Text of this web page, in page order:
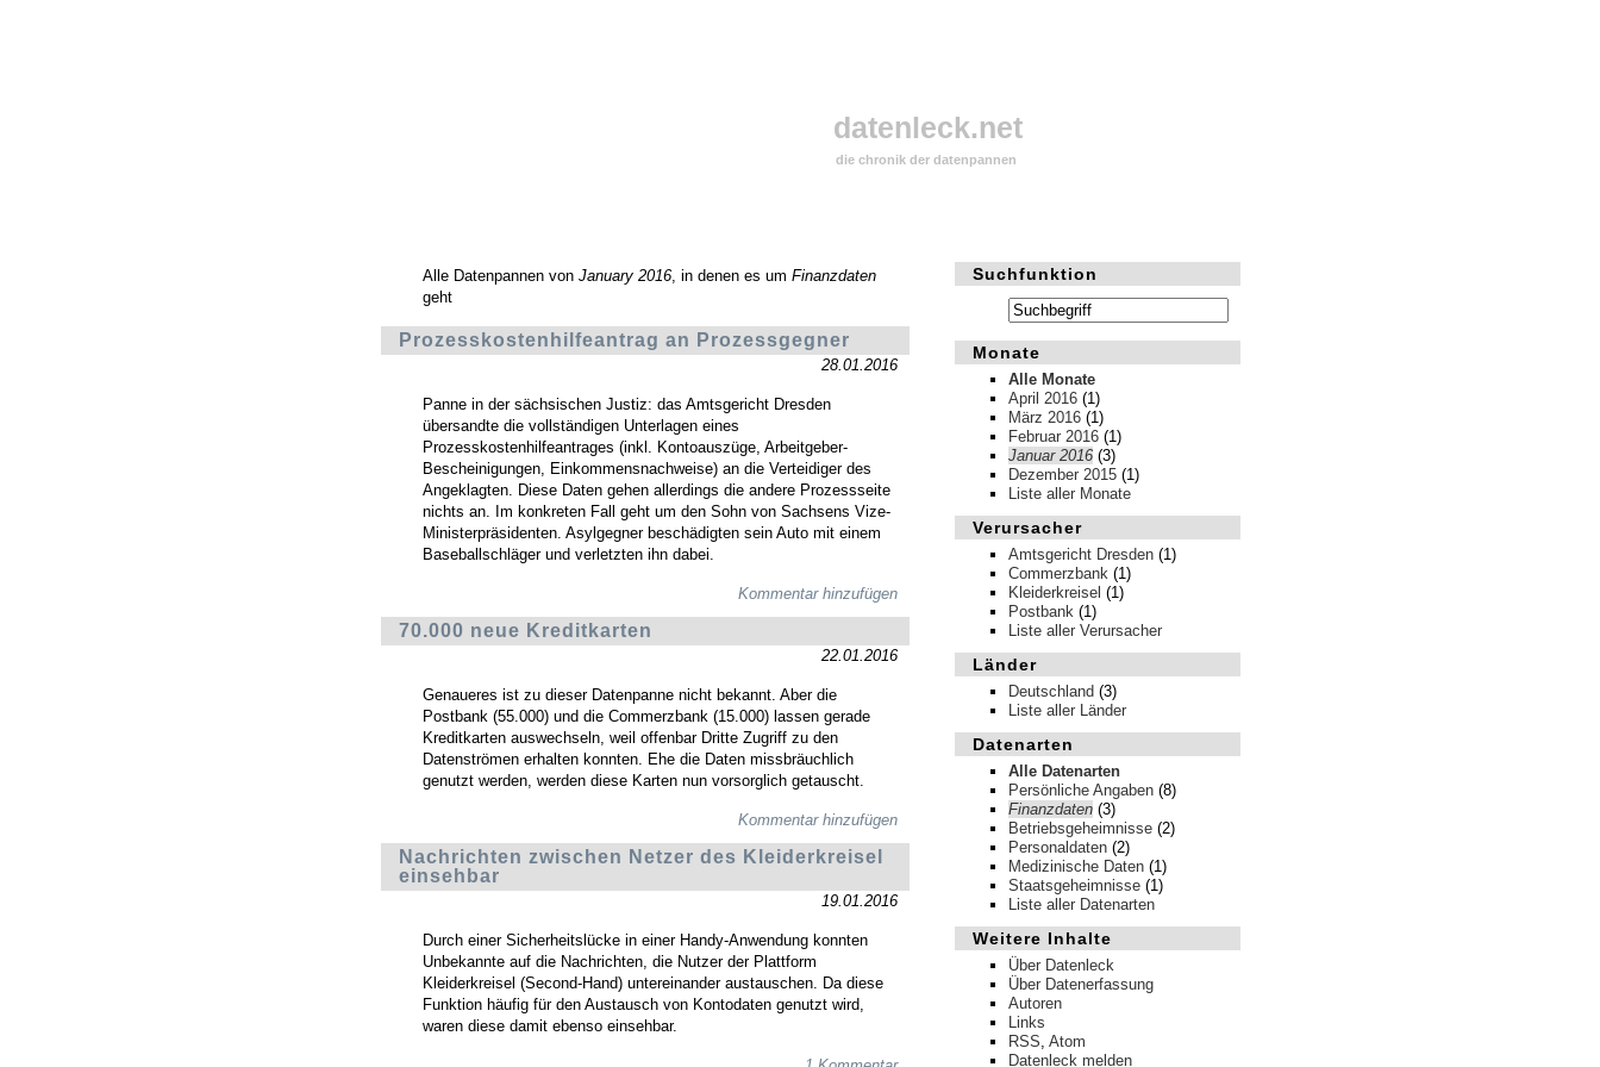
datenleck.net
die chronik der datenpannen
Suchfunktion
Monate
Alle Monate
April 2016 (1)
März 2016 (1)
Februar 2016 (1)
Januar 2016 (3)
Dezember 2015 (1)
Liste aller Monate
Verursacher
Amtsgericht Dresden (1)
Commerzbank (1)
Kleiderkreisel (1)
Postbank (1)
Liste aller Verursacher
Länder
Deutschland (3)
Liste aller Länder
Datenarten
Alle Datenarten
Persönliche Angaben (8)
Finanzdaten (3)
Betriebsgeheimnisse (2)
Personaldaten (2)
Medizinische Daten (1)
Staatsgeheimnisse (1)
Liste aller Datenarten
Weitere Inhalte
Über Datenleck
Über Datenerfassung
Autoren
Links
RSS, Atom
Datenleck melden
Alle Datenpannen von January 2016, in denen es um Finanzdaten
geht
Prozesskostenhilfeantrag an Prozessgegner
28.01.2016
Panne in der sächsischen Justiz: das Amtsgericht Dresden
übersandte die vollständigen Unterlagen eines
Prozesskostenhilfeantrages (inkl. Kontoauszüge, Arbeitgeber-
Bescheinigungen, Einkommensnachweise) an die Verteidiger des
Angeklagten. Diese Daten gehen allerdings die andere Prozessseite
nichts an. Im konkreten Fall geht um den Sohn von Sachsens Vize-
Ministerpräsidenten. Asylgegner beschädigten sein Auto mit einem
Baseballschläger und verletzten ihn dabei.
Kommentar hinzufügen
70.000 neue Kreditkarten
22.01.2016
Genaueres ist zu dieser Datenpanne nicht bekannt. Aber die
Postbank (55.000) und die Commerzbank (15.000) lassen gerade
Kreditkarten auswechseln, weil offenbar Dritte Zugriff zu den
Datenströmen erhalten konnten. Ehe die Daten missbräuchlich
genutzt werden, werden diese Karten nun vorsorglich getauscht.
Kommentar hinzufügen
Nachrichten zwischen Netzer des Kleiderkreisel
einsehbar
19.01.2016
Durch einer Sicherheitslücke in einer Handy-Anwendung konnten
Unbekannte auf die Nachrichten, die Nutzer der Plattform
Kleiderkreisel (Second-Hand) untereinander austauschen. Da diese
Funktion häufig für den Austausch von Kontodaten genutzt wird,
waren diese damit ebenso einsehbar.